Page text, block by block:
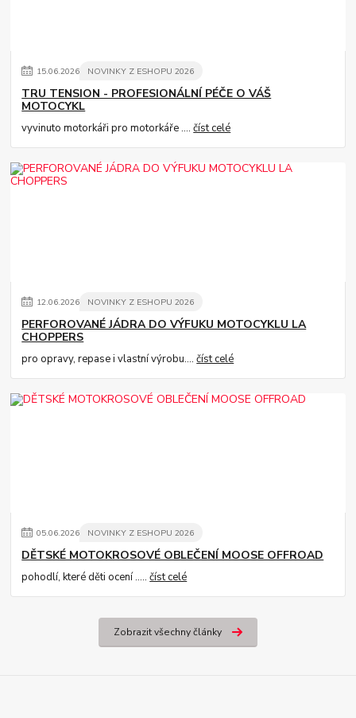
15.06.2026 NOVINKY Z ESHOPU 2026
TRU TENSION - PROFESIONÁLNÍ PÉČE O VÁŠ
MOTOCYKL
vyvinuto motorkáři pro motorkáře ....číst celé
12.06.2026 NOVINKY Z ESHOPU 2026
PERFOROVANÉ JÁDRA DO VÝFUKU MOTOCYKLU LA
CHOPPERS
pro opravy, repase i vlastní výrobu....číst celé
05.06.2026 NOVINKY Z ESHOPU 2026
DĚTSKÉ MOTOKROSOVÉ OBLEČENÍ MOOSE OFFROAD
pohodlí, které děti ocení .....číst celé
Zobrazit všechny články